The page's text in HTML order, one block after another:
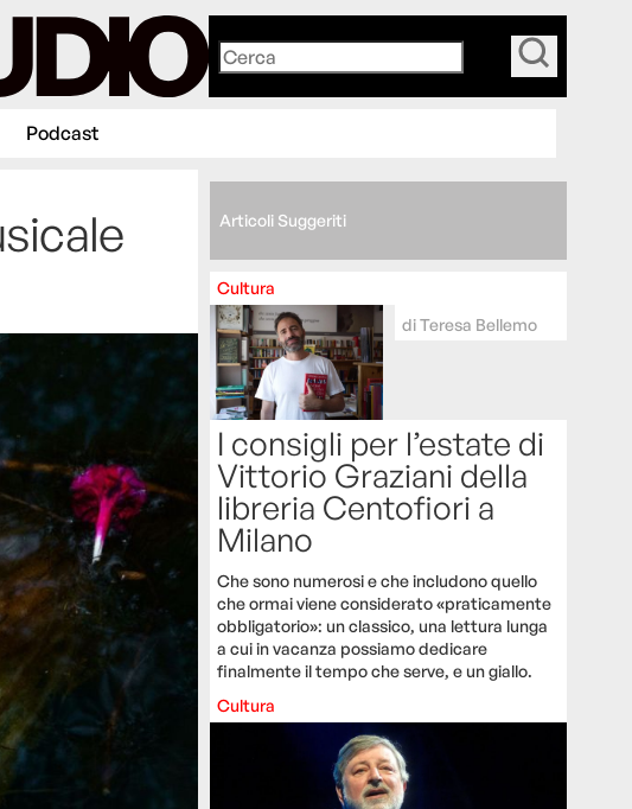
Podcast
Articoli Suggeriti
Cultura
diTeresa Bellemo
I consigli per l’estate di
Vittorio Graziani della
libreria Centofiori a
Milano
Che sono numerosi e che includono quello
che ormai viene considerato «praticamente
obbligatorio»: un classico, una lettura lunga
a cui in vacanza possiamo dedicare
finalmente il tempo che serve, e un giallo.
Cultura